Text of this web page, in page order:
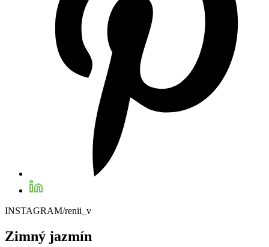
INSTAGRAM/renii_v
Zimný jazmín